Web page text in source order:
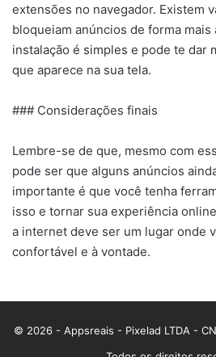
extensões no navegador. Existem
bloqueiam anúncios de forma mais
instalação é simples e pode te dar
que aparece na sua tela.
### Considerações finais
Lembre-se de que, mesmo com
pode ser que alguns anúncios
importante é que você tenha
isso e tornar sua experiência
a internet deve ser um lugar onde
confortável e à vontade.
© 2026 - Appsreais - Pixelad LTDA -